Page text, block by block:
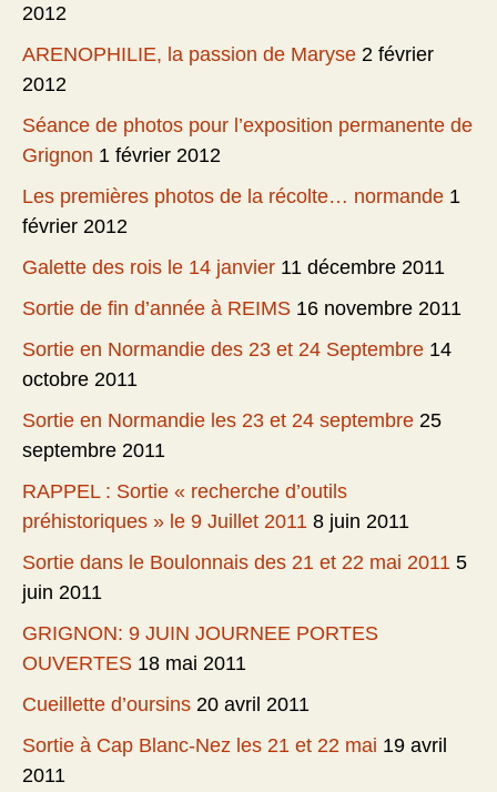
2012
ARENOPHILIE, la passion de Maryse 2 février
2012
Séance de photos pour l’exposition permanente de
Grignon 1 février 2012
Les premières photos de la récolte… normande 1
février 2012
Galette des rois le 14 janvier 11 décembre 2011
Sortie de fin d’année à REIMS 16 novembre 2011
Sortie en Normandie des 23 et 24 Septembre 14
octobre 2011
Sortie en Normandie les 23 et 24 septembre 25
septembre 2011
RAPPEL : Sortie « recherche d’outils
préhistoriques » le 9 Juillet 2011 8 juin 2011
Sortie dans le Boulonnais des 21 et 22 mai 2011 5
juin 2011
GRIGNON: 9 JUIN JOURNEE PORTES
OUVERTES 18 mai 2011
Cueillette d’oursins 20 avril 2011
Sortie à Cap Blanc-Nez les 21 et 22 mai 19 avril
2011